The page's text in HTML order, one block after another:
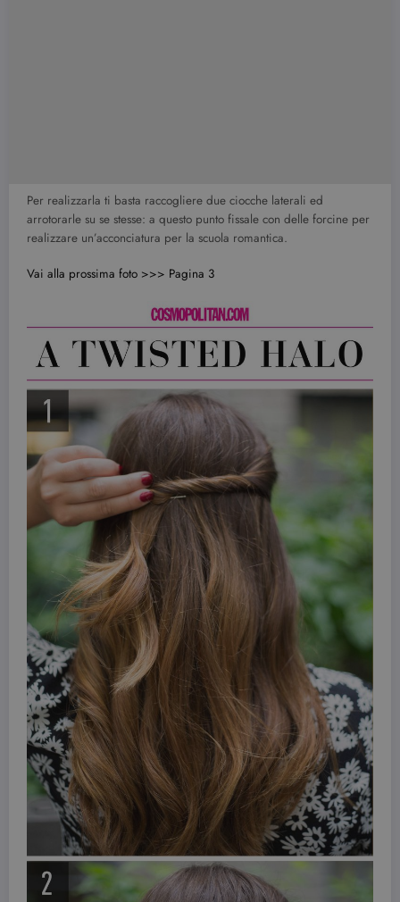
Per realizzarla ti basta raccogliere due ciocche laterali ed
arrotorarle su se stesse: a questo punto fissale con delle forcine per
realizzare un’acconciatura per la scuola romantica.
Vai alla prossima foto >>> Pagina 3